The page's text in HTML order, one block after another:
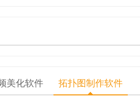
美化软件 拓扑图制作软件